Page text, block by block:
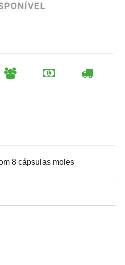
FORMAS
CALCULAR
FRETE
8 cápsulas moles